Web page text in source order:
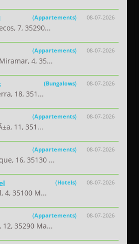
08-07-2026
(Appartements)
7, 35290...
08-07-2026
(Appartements)
4, 35...
08-07-2026
(Bungalows)
18, 351...
08-07-2026
(Appartements)
11, 351...
08-07-2026
(Appartements)
16, 35130 ...
08-07-2026
(Hotels)
4, 35100 M...
08-07-2026
(Appartements)
12, 35290 Ma...